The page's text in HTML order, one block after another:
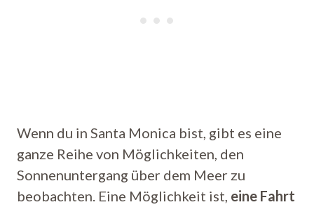
Wenn du in Santa Monica bist, gibt es eine
ganze Reihe von Möglichkeiten, den
Sonnenuntergang über dem Meer zu
beobachten. Eine Möglichkeit ist, eine Fahrt